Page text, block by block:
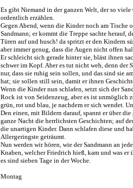
Es gibt Niemand in der ganzen Welt, der so
ordentlich erzählen.
Gegen Abend, wenn die Kinder noch am Tische
Sandmann; er kommt die Treppe sachte herauf,
Türen auf und husch! da spritzt er den Kindern
aber immer genug, dass die Augen nicht offen
Er schleicht sich gerade hinter sie, bläst ihnen
schwer im Kopf. Aber es tut nicht weh, denn
nur, dass sie ruhig sein sollen, und das sind sie
hat; sie sollen still sein, damit er ihnen
Wenn die Kinder nun schlafen, setzt sich der
Rock ist von Seidenzeug, aber es ist unmöglich
grün, rot und blau, je nachdem er sich wendet.
Den einen, mit Bildern darauf, spannt er über
ganze Nacht die herrlichsten Geschichten; auf
die unartigen Kinder. Dann schlafen diese und
Allergeringste geträumt.
Nun werden wir hören, wie der Sandmann an
Knaben, welcher Friedrich hieß, kam und was er
es sind sieben Tage in der Woche.
Montag